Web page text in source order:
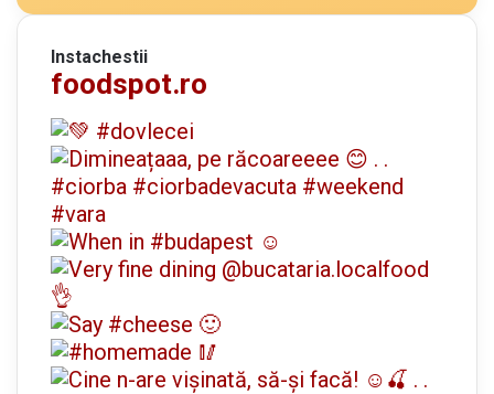
Instachestii
foodspot.ro